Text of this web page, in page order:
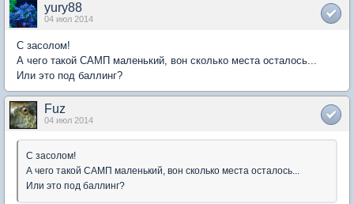
yury88
04 июл 2014
С засолом!
А чего такой САМП маленький, вон сколько места осталось...
Или это под баллинг?
Fuz
04 июл 2014
С засолом!
А чего такой САМП маленький, вон сколько места осталось...
Или это под баллинг?